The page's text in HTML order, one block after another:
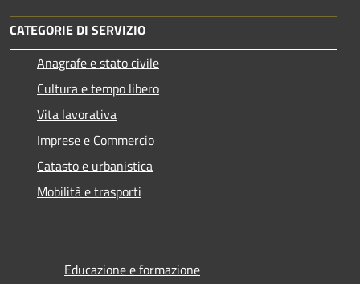
CATEGORIE DI SERVIZIO
Anagrafe e stato civile
Cultura e tempo libero
Vita lavorativa
Imprese e Commercio
Catasto e urbanistica
Mobilità e trasporti
Educazione e formazione